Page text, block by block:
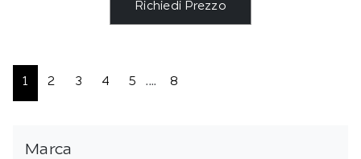
Richiedi Prezzo
1 2 3 4 5 .... 8
Marca